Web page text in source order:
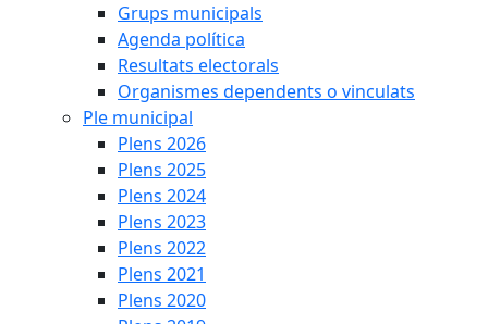
Grups municipals
Agenda política
Resultats electorals
Organismes dependents o vinculats
Ple municipal
Plens 2026
Plens 2025
Plens 2024
Plens 2023
Plens 2022
Plens 2021
Plens 2020